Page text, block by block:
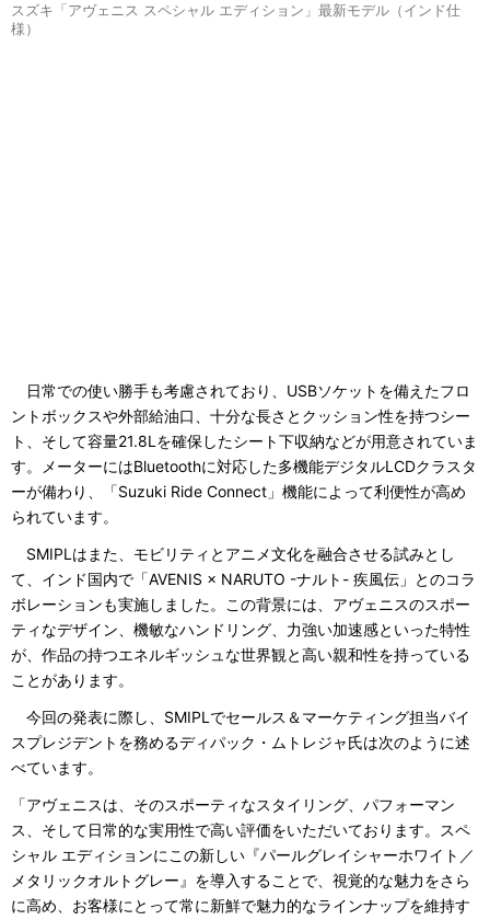
スズキ「アヴェニス スペシャル エディション」最新モデル（インド仕
様）
日常での使い勝手も考慮されており、USBソケットを備えたフロ
ントボックスや外部給油口、十分な長さとクッション性を持つシー
ト、そして容量21.8Lを確保したシート下収納などが用意されていま
す。メーターにはBluetoothに対応した多機能デジタルLCDクラスタ
ーが備わり、「Suzuki Ride Connect」機能によって利便性が高め
られています。
SMIPLはまた、モビリティとアニメ文化を融合させる試みとし
て、インド国内で「AVENIS × NARUTO -ナルト- 疾風伝」とのコラ
ボレーションも実施しました。この背景には、アヴェニスのスポー
ティなデザイン、機敏なハンドリング、力強い加速感といった特性
が、作品の持つエネルギッシュな世界観と高い親和性を持っている
ことがあります。
今回の発表に際し、SMIPLでセールス＆マーケティング担当バイ
スプレジデントを務めるディパック・ムトレジャ氏は次のように述
べています。
「アヴェニスは、そのスポーティなスタイリング、パフォーマン
ス、そして日常的な実用性で高い評価をいただいております。スペ
シャル エディションにこの新しい『パールグレイシャーホワイト／
メタリックオルトグレー』を導入することで、視覚的な魅力をさら
に高め、お客様にとって常に新鮮で魅力的なラインナップを維持す